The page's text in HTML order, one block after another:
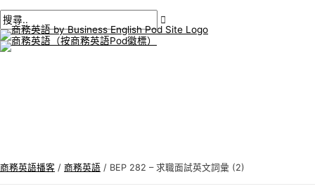
至
內
容
選
商務英語播客 / 商務英語 / BEP 282 – 求職面試英文詞彙 (2)
文
導
航
此
輸
名
*
子
郵
商
務
英
搜
尋
: